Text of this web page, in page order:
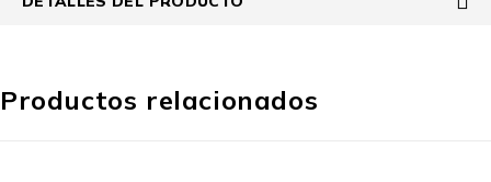
Productos relacionados